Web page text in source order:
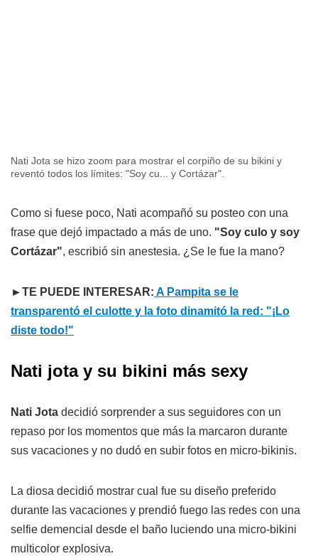
Nati Jota se hizo zoom para mostrar el corpiño de su bikini y
reventó todos los límites: "Soy cu... y Cortázar".
Como si fuese poco, Nati acompañó su posteo con una
frase que dejó impactado a más de uno. "Soy culo y soy
Cortázar", escribió sin anestesia. ¿Se le fue la mano?
►TE PUEDE INTERESAR: A Pampita se le
transparentó el culotte y la foto dinamitó la red: "¡Lo
diste todo!"
Nati jota y su bikini más sexy
Nati Jota decidió sorprender a sus seguidores con un
repaso por los momentos que más la marcaron durante
sus vacaciones y no dudó en subir fotos en micro-bikinis.
La diosa decidió mostrar cual fue su diseño preferido
durante las vacaciones y prendió fuego las redes con una
selfie demencial desde el baño luciendo una micro-bikini
multicolor explosiva.